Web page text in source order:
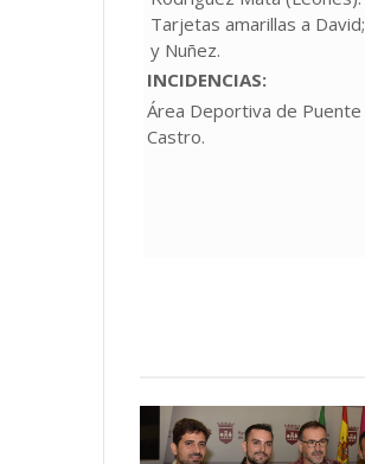
Tarjetas amarillas a David;
y Nuñez.
INCIDENCIAS:
Área Deportiva de Puente
Castro.